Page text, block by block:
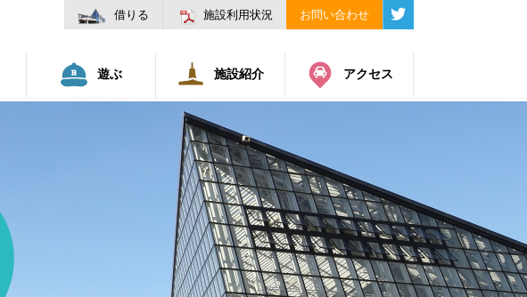
借りる 施設利用状況 お問い合わせ
遊ぶ 施設紹介 アクセス